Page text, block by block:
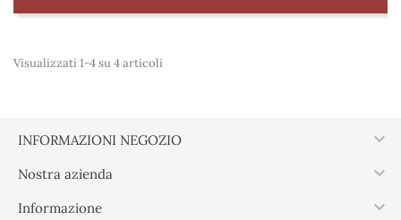
Visualizzati 1-4 su 4 articoli
INFORMAZIONI NEGOZIO 
Nostra azienda 
Informazione 